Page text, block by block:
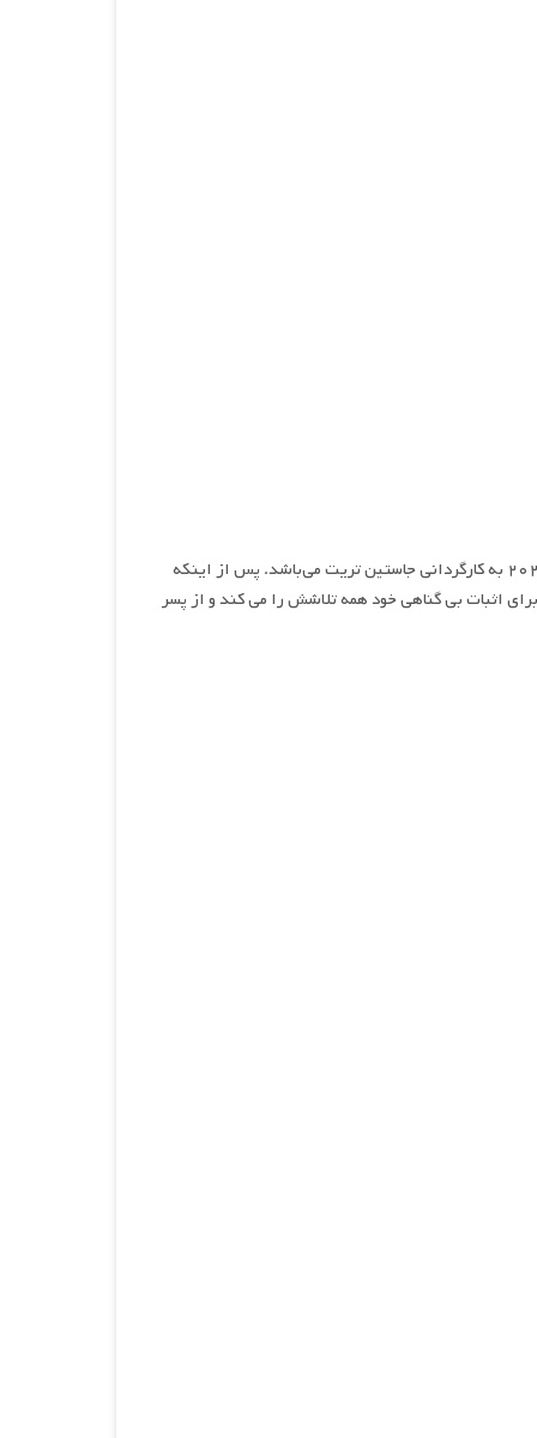
آناتومی یک سقوط، نام فیلمی جنایی، درام و هیجان انگیز محصول سال ۲۰۲۳ به کارگردانی جاستین تریت می‌باشد. پس از اینکه
اثبات بی گناهی خود همه تلاشش را می کند و از پسر